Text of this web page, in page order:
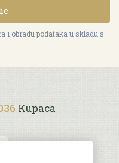
i obradu podataka u skladu s
Kupaca